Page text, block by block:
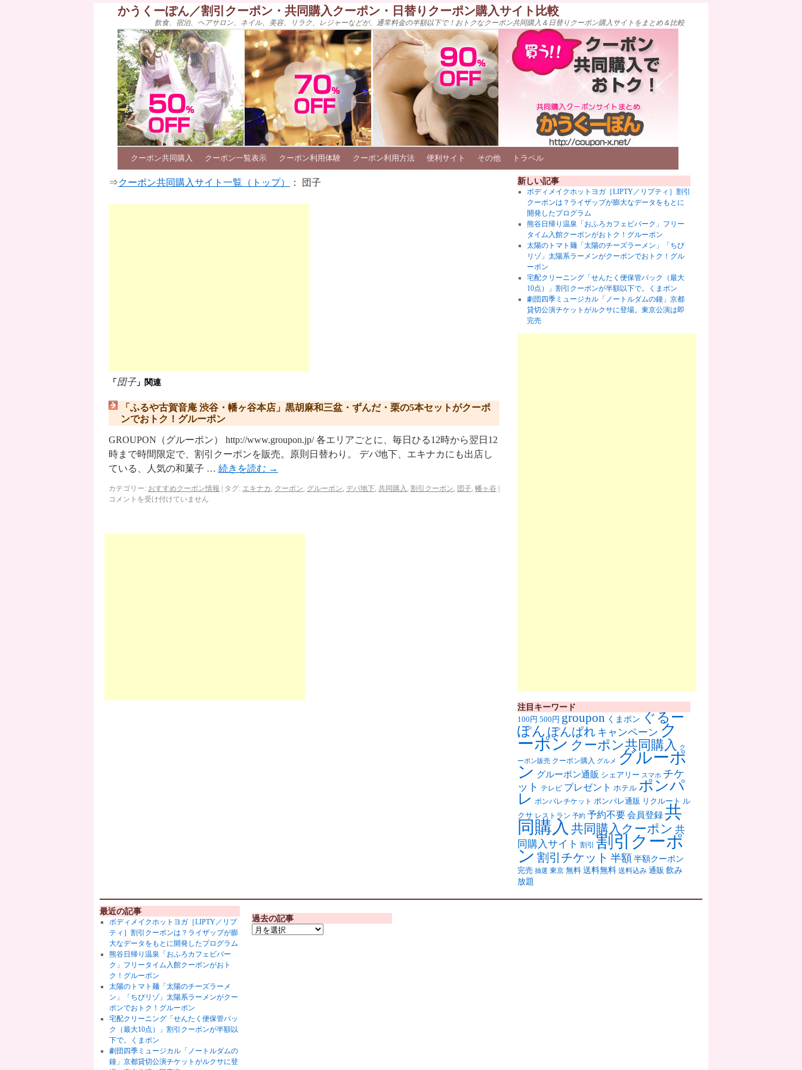
かうくーぽん／割引クーポン・共同購入クーポン・日替りクーポン購入サイト比較
飲食、宿泊、ヘアサロン、ネイル、美容、リラク、レジャーなどが、通常料金の半額以下で！おトクなクーポン共同購入＆日替りクーポン購入サイトをまとめ＆比較
クーポン共同購入 クーポン一覧表示 クーポン利用体験 クーポン利用方法 便利サイト その他 トラベル
⇒クーポン共同購入サイト一覧（トップ） ： 団子
「 団子」関連
「ふるや古賀音庵 渋谷・幡ヶ谷本店」黒胡麻和三盆・ずんだ・栗の5本セットがクーポ
ンでおトク！グルーポン
GROUPON（グルーポン） http://www.groupon.jp/ 各エリアごとに、毎日ひる12時から翌日12
時まで時間限定で、割引クーポンを販売。原則日替わり。 デパ地下、エキナカにも出店し
ている、人気の和菓子 … 続きを読む →
カテゴリー: おすすめクーポン情報 タグ: エキナカ , クーポン, グルーポン, デパ地下, 共同購入 , 割引クーポン, 団子, 幡ヶ谷
コメントを受け付けていません
新しい記事
ボディメイクホットヨガ［LIPTY／リプティ］割引
クーポンは？ライザップが膨大なデータをもとに
開発したプログラム
熊谷日帰り温泉「おふろカフェビバーク」フリー
タイム入館クーポンがおトク！グルーポン
太陽のトマト麺「太陽のチーズラーメン」「ちび
リゾ」太陽系ラーメンがクーポンでおトク！グル
ーポン
宅配クリーニング「せんたく便保管パック（最大
10点）」割引クーポンが半額以下で。くまポン
劇団四季ミュージカル「ノートルダムの鐘」京都
貸切公演チケットがルクサに登場。東京公演は即
完売
注目キーワード
100円 500円 groupon くまポン ぐるー
ぽん ぽんぱれ キャンペーン ク
ーポン クーポン共同購入 ク
ーポン販売 クーポン購入 グルメ グルーポ
ン グルーポン通販 シェアリー スマホ チケ
ット テレビ プレゼント ホテル ポンパ
レ ポンパレチケット ポンパレ通販 リクルート ル
クサ レストラン 予約 予約不要会員登録共
同購入 共同購入クーポン 共
同購入サイト 割引 割引クーポ
ン 割引チケット 半額 半額クーポン
完売 抽選 東京 無料 送料無料 送料込み 通販 飲み
放題
最近の記事
ボディメイクホットヨガ［LIPTY／リプ
ティ］割引クーポンは？ライザップが膨
大なデータをもとに開発したプログラム
熊谷日帰り温泉「おふろカフェビバー
ク」フリータイム入館クーポンがおト
ク！グルーポン
太陽のトマト麺「太陽のチーズラーメ
ン」「ちびリゾ」太陽系ラーメンがクー
ポンでおトク！グルーポン
宅配クリーニング「せんたく便保管パッ
ク（最大10点）」割引クーポンが半額以
下で。くまポン
劇団四季ミュージカル「ノートルダムの
鐘」京都貸切公演チケットがルクサに登
過去の記事